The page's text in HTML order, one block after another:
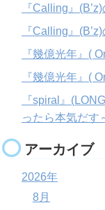
『Calling』
『Calling』
『幾億光年』(
『幾億光年』(
『spiral』
ったら本気だす
アーカイブ
2026年
8月